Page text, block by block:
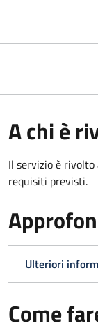
A chi è
Il servizio è
requisiti previsti.
Ulteriori
Come